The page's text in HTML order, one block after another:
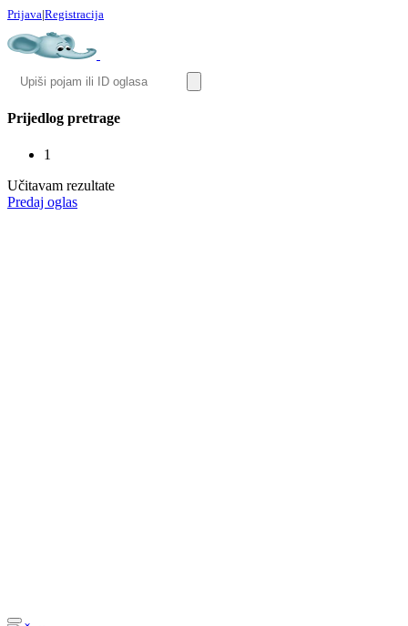
Prijava|Registracija
Prijedlog pretrage
1
Učitavam rezultate
Predaj oglas